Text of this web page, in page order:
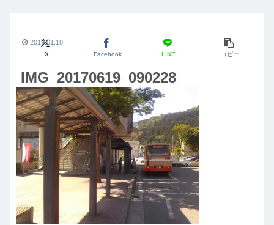
IMG_20170619_090228
X Facebook LINE コピー
2019.01.10